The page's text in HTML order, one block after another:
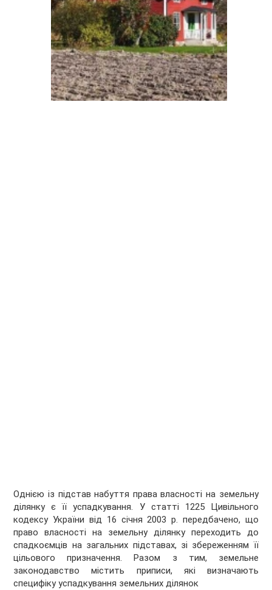
Однією із підстав набуття права власності на земельну
ділянку є її успадкування. У статті 1225 Цивільного
кодексу України від 16 січня 2003 р. передбачено, що
право власності на земельну ділянку переходить до
спадкоємців на загальних підставах, зі збереженням її
цільового призначення. Разом з тим, земельне
законодавство містить приписи, які визначають
специфіку успадкування земельних ділянок